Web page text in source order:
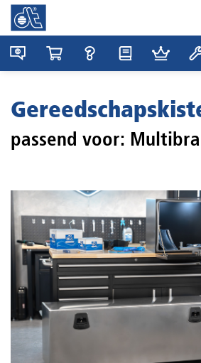
passend voor: